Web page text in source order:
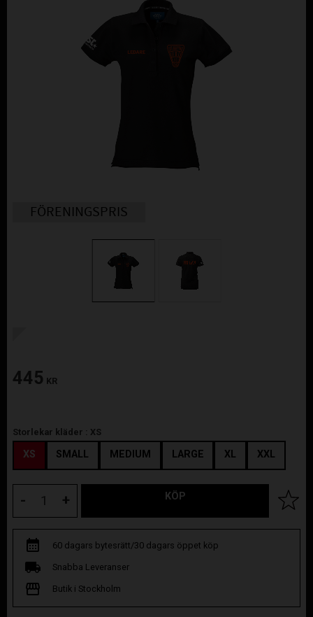
FÖRENINGSPRIS
445 KR
Storlekar kläder : XS
XS SMALL MEDIUM LARGE XL XXL
+
- KÖP Lägg
60 dagars bytesrätt/30 dagars öppet köp
Snabba Leveranser
Butik i Stockholm